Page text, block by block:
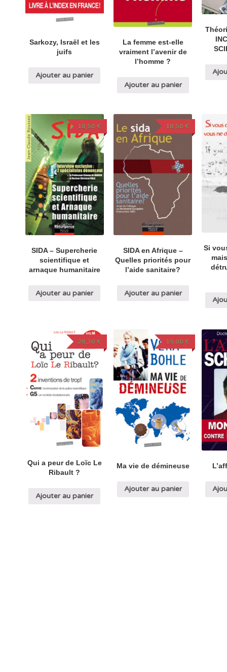
Sarkozy, Israël et les
juifs
Ajouter au panier
La femme est-elle
vraiment l’avenir de
l’homme ?
Ajouter au panier
SIDA – Supercherie
scientifique et
arnaque humanitaire
18,50 €
Ajouter au panier
SIDA en Afrique –
Quelles priorités pour
l’aide sanitaire?
18,50€
Ajouter au panier
Si
Qui a peur de Loïc Le
Ribault ?
28,30 €
Ajouter au panier
Ma vie de démineuse
19,00€
Ajouter au panier